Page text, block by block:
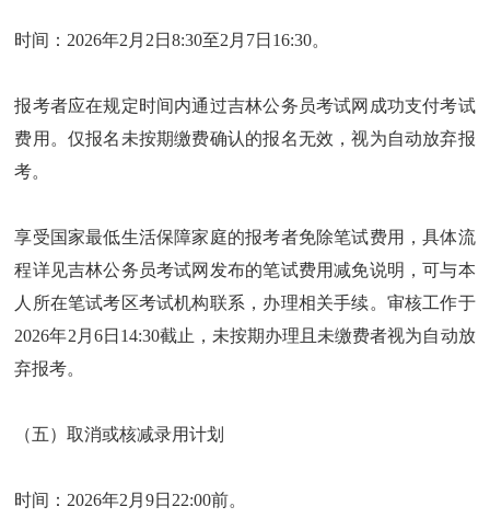
时间：2026年2月2日8:30至2月7日16:30。
报考者应在规定时间内通过吉林公务员考试网成功支付考试
费用。仅报名未按期缴费确认的报名无效，视为自动放弃报
考。
享受国家最低生活保障家庭的报考者免除笔试费用，具体流
程详见吉林公务员考试网发布的笔试费用减免说明，可与本
人所在笔试考区考试机构联系，办理相关手续。审核工作于
2026年2月6日14:30截止，未按期办理且未缴费者视为自动放
弃报考。
（五）取消或核减录用计划
时间：2026年2月9日22:00前。